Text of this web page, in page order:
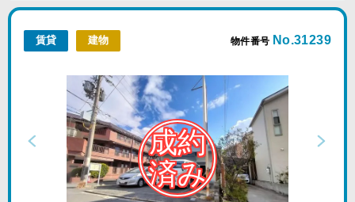
賃貸 建物 物件番号 No.31239